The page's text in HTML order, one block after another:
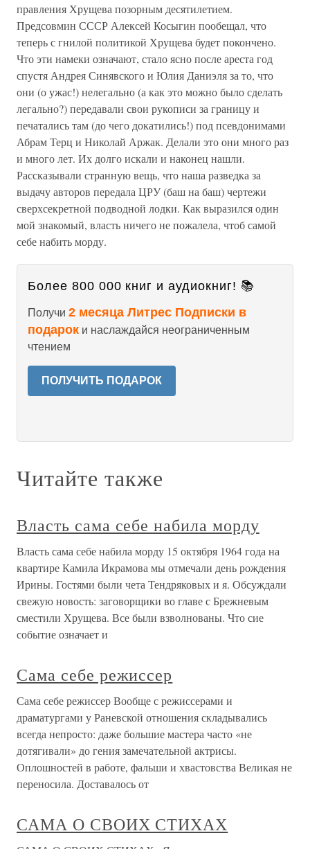
правления Хрущева позорным десятилетием.
Предсовмин СССР Алексей Косыгин пообещал, что
теперь с гнилой политикой Хрущева будет покончено.
Что эти намеки означают, стало ясно после ареста год
спустя Андрея Синявского и Юлия Даниэля за то, что
они (о ужас!) нелегально (а как это можно было сделать
легально?) передавали свои рукописи за границу и
печатались там (до чего докатились!) под псевдонимами
Абрам Терц и Николай Аржак. Делали это они много раз
и много лет. Их долго искали и наконец нашли.
Рассказывали странную вещь, что наша разведка за
выдачу авторов передала ЦРУ (баш на баш) чертежи
сверхсекретной подводной лодки. Как выразился один
мой знакомый, власть ничего не пожалела, чтоб самой
себе набить морду.
Более 800 000 книг и аудиокниг! 📚
Получи 2 месяца Литрес Подписки в
подарок и наслаждайся неограниченным
чтением
ПОЛУЧИТЬ ПОДАРОК
Читайте также
Власть сама себе набила морду
Власть сама себе набила морду 15 октября 1964 года на
квартире Камила Икрамова мы отмечали день рождения
Ирины. Гостями были чета Тендряковых и я. Обсуждали
свежую новость: заговорщики во главе с Брежневым
сместили Хрущева. Все были взволнованы. Что сие
событие означает и
Сама себе режиссер
Сама себе режиссер Вообще с режиссерами и
драматургами у Раневской отношения складывались
всегда непросто: даже большие мастера часто «не
дотягивали» до гения замечательной актрисы.
Оплошностей в работе, фальши и хвастовства Великая не
переносила. Доставалось от
САМА О СВОИХ СТИХАХ